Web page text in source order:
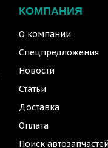
КОМПАНИЯ
О компании
Спецпредложения
Новости
Статьи
Доставка
Оплата
Поиск